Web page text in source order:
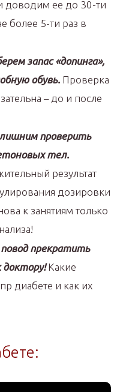
доводим ее до 30-ти
более 5-ти раз в
запас «допинга»,
обувь. Проверка
– до и после
проверить
тел.
результат
дозировки
к занятиям только
повод прекратить
доктору!Какие
диабете и как их